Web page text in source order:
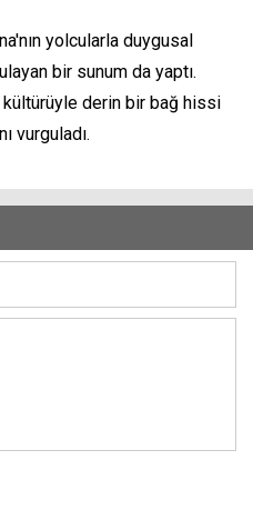
yolcularla duygusal
bir sunum da yaptı.
kültürüyle derin bir bağ hissi
vurguladı.